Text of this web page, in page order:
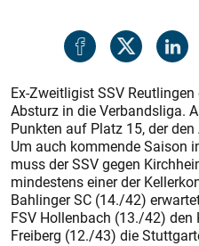
Ex-Zweitligist SSV
Absturz in die Verbandsliga.
Punkten auf Platz 15, der
Um auch kommende Saison
muss der SSV gegen
mindestens einer der
Bahlinger SC (14./42)
FSV Hollenbach (13./42) den
Freiberg (12./43) die